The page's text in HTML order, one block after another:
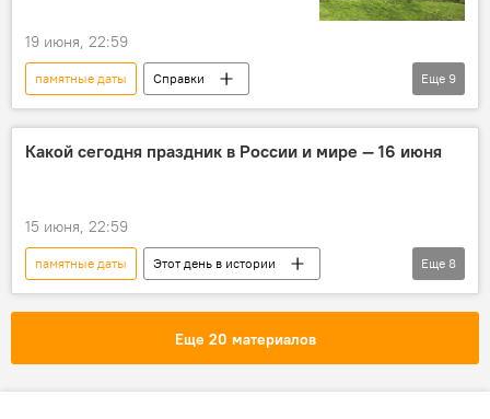
Исторические личности
19 июня, 22:59
памятные даты
Справки
Этот день в истории
Какой сегодня праздник
праздники
Города мира
Еще 9
Какой сегодня праздник в России и мире — 16 июня
15 июня, 22:59
памятные даты
Этот день в истории
Справки
Какой сегодня праздник
православные праздники
праздники
персоны
История
Еще 8
Еще 20 материалов